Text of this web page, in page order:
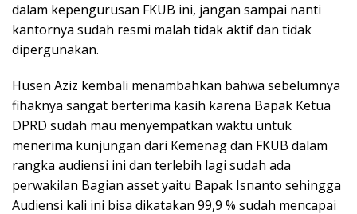
dalam kepengurusan FKUB ini, jangan sampai nanti
kantornya sudah resmi malah tidak aktif dan tidak
dipergunakan.
Husen Aziz kembali menambahkan bahwa sebelumnya
fihaknya sangat berterima kasih karena Bapak Ketua
DPRD sudah mau menyempatkan waktu untuk
menerima kunjungan dari Kemenag dan FKUB dalam
rangka audiensi ini dan terlebih lagi sudah ada
perwakilan Bagian asset yaitu Bapak Isnanto sehingga
Audiensi kali ini bisa dikatakan 99,9 % sudah mencapai